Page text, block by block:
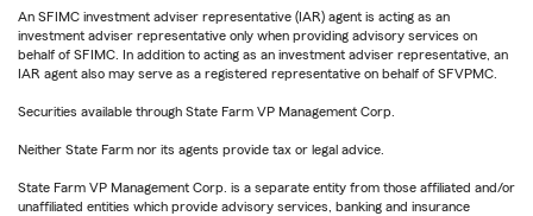
An SFIMC investment adviser representative (IAR) agent is acting as an
investment adviser representative only when providing advisory services on
behalf of SFIMC. In addition to acting as an investment adviser representative, an
IAR agent also may serve as a registered representative on behalf of SFVPMC.
Securities available through State Farm VP Management Corp.
Neither State Farm nor its agents provide tax or legal advice.
State Farm VP Management Corp. is a separate entity from those affiliated and/or
unaffiliated entities which provide advisory services, banking and insurance